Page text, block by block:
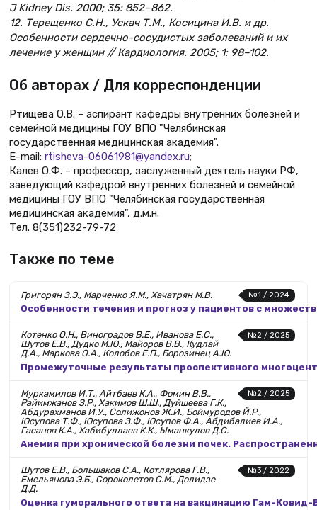
J Kidney Dis. 2000; 35: 852–862.
12. Терещенко С.Н., Ускач Т.М., Косицина И.В. и др.
Особенности сердечно-сосудистых заболеваний и их
лечение у женщин // Кардиология. 2005; 1: 98–102.
Об авторах / Для корреспонденции
Ртищева О.В. – аспирант кафедры внутренних болезней и
семейной медицины ГОУ ВПО "Челябинская
государственная медицинская академия".
E-mail: rtisheva-06061981@yandex.ru;
Калев О.Ф. – профессор, заслуженный деятель науки РФ,
заведующий кафедрой внутренних болезней и семейной
медицины ГОУ ВПО "Челябинская государственная
медицинская академия", д.м.н.
Тел. 8(351)232-79-72
Также по теме
№1 / 2024
Григорян З.Э., Марченко Я.М., Хачатрян М.В.
Особенности течения и прогноз у пациентов с
№2 / 2025
Котенко О.Н., Виноградов В.Е., Иванова Е.С.,
Шутов Е.В., Дудко М.Ю., Майоров В.В., Кудлай
Д.А., Маркова О.А., Колобов Е.П., Борозинец А.Ю.
Промежуточные результаты проспективного
№2 / 2025
Муркамилов И.Т., Айтбаев К.А., Фомин В.В.,
Райимжанов З.Р., Хакимов Ш.Ш., Дуйшеева Г.К.,
Абдурахманов И.У., Солижонов Ж.И., Боймуродов Й.Р.,
Юсупова Т.Ф., Юсупова З.Ф., Юсупов Ф.А., Абдибалиев И.А.,
Гасанов К.А., Хабибуллаев К.К., Ыманкулов Д.С.
Анемия при хронической болезни почек.
№3 / 2022
Шутов Е.В., Большаков С.А., Котлярова Г.В.,
Емельянова Э.Б., Сороколетов С.М., Долидзе
Д.Д.
Оценка гуморального ответа на вакцинацию Гам-